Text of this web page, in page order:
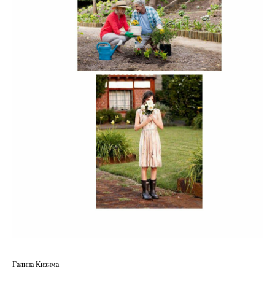
Галина Кизима